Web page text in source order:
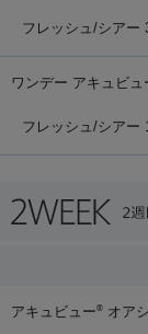
フレッシュ/シアー
ワンデー アキュビュ
フレッシュ/シアー
アキュビュー® オア